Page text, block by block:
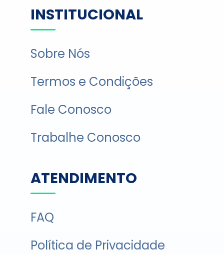
INSTITUCIONAL
Sobre Nós
Termos e Condições
Fale Conosco
Trabalhe Conosco
ATENDIMENTO
FAQ
Política de Privacidade